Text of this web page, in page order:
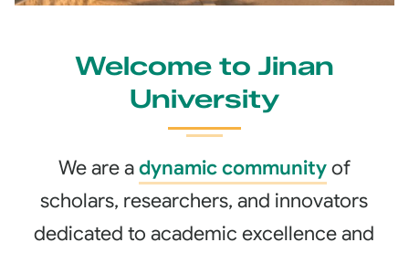
Welcome to Jinan
University
We are adynamic communityof
scholars, researchers, and innovators
dedicated to academic excellence and